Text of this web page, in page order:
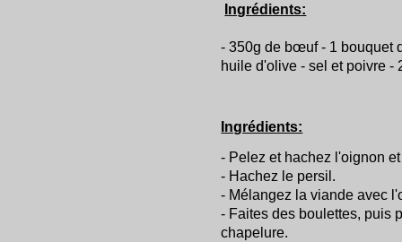
Ingrédients:
- 350g de bœuf - 1 bouquet
huile d'olive - sel et poivre
Ingrédients:
- Pelez et hachez l'oignon
- Hachez le persil.
- Mélangez la viande avec
- Faites des boulettes, puis
chapelure.